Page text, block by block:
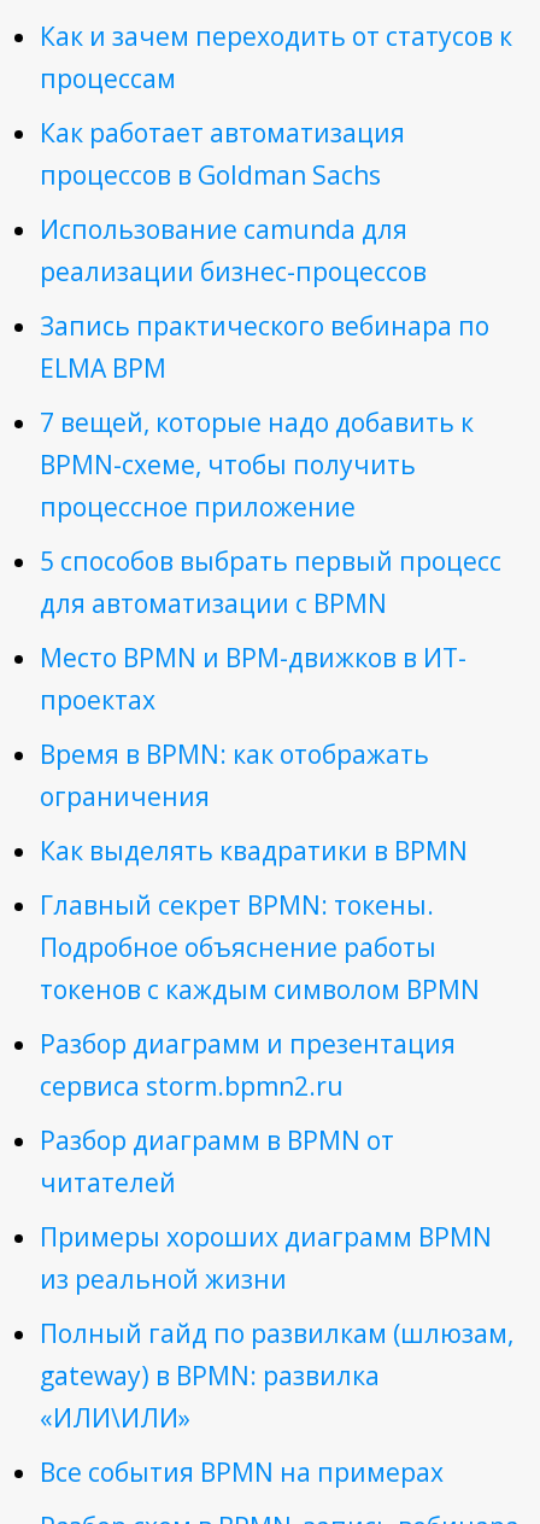
Как и зачем переходить от статусов к
процессам
Как работает автоматизация
процессов в Goldman Sachs
Использование сamunda для
реализации бизнес-процессов
Запись практического вебинара по
ELMA BPM
7 вещей, которые надо добавить к
BPMN-схеме, чтобы получить
процессное приложение
5 способов выбрать первый процесс
для автоматизации с BPMN
Место BPMN и BPM-движков в ИТ-
проектах
Время в BPMN: как отображать
ограничения
Как выделять квадратики в BPMN
Главный секрет BPMN: токены.
Подробное объяснение работы
токенов с каждым символом BPMN
Разбор диаграмм и презентация
сервиса storm.bpmn2.ru
Разбор диаграмм в BPMN от
читателей
Примеры хороших диаграмм BPMN
из реальной жизни
Полный гайд по развилкам (шлюзам,
gateway) в BPMN: развилка
«ИЛИ\ИЛИ»
Все события BPMN на примерах